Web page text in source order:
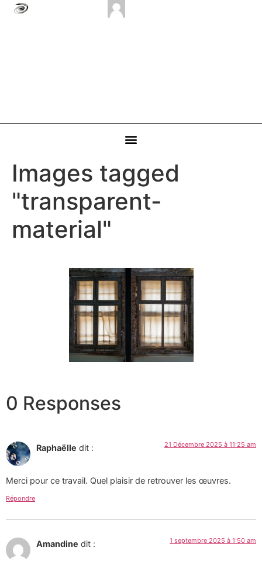
Images tagged
"transparent-
material"
0 Responses
Raphaëlle dit : 21 Décembre 2025 à 11:25 am
Merci pour ce travail. Quel plaisir de retrouver les œuvres.
Répondre
Amandine dit : 1 septembre 2025 à 1:50 am